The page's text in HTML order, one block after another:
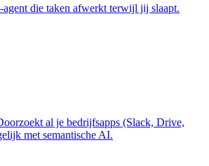
die taken afwerkt terwijl jij slaapt.
al je bedrijfsapps (Slack, Drive,
met semantische AI.